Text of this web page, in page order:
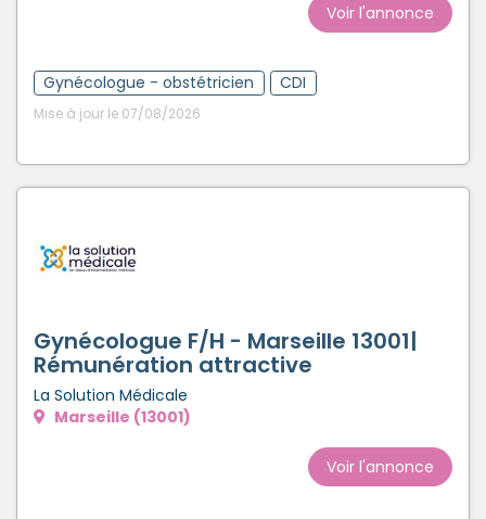
Voir l'annonce
Gynécologue - obstétricien CDI
Mise à jour le 07/08/2026
Gynécologue F/H - Marseille 13001|
Rémunération attractive
La Solution Médicale
Marseille (13001)
Voir l'annonce